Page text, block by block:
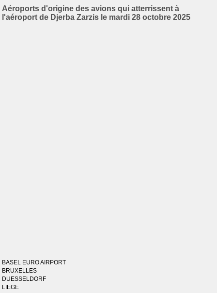
Aéroports d'origine des avions qui atterrissent à
l'aéroport de Djerba Zarzis le mardi 28 octobre 2025
BASEL EURO AIRPORT
BRUXELLES
DUESSELDORF
LIEGE